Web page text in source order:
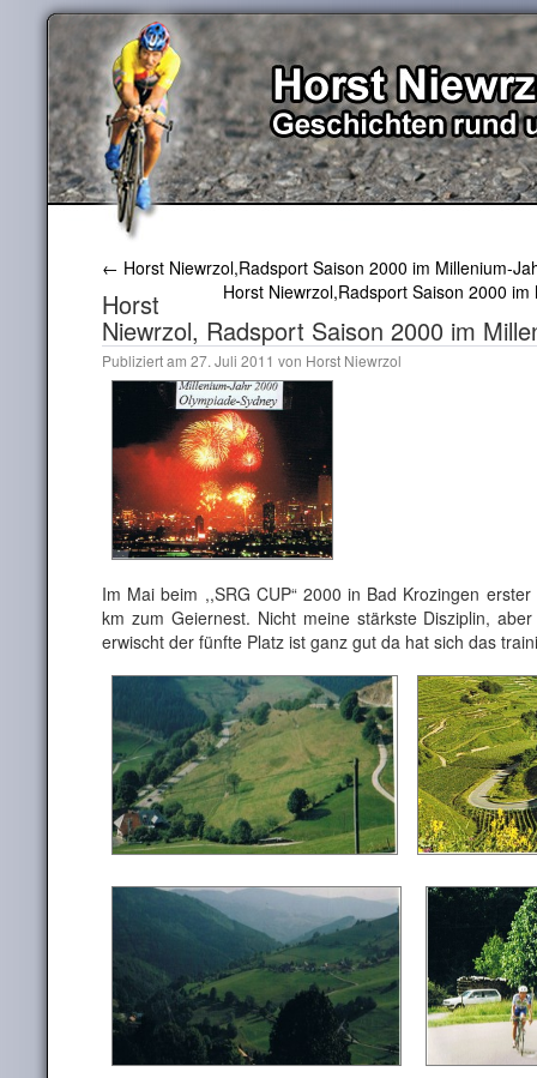
← Horst Niewrzol,Radsport Saison 2000 im Millenium-
Horst Niewrzol,Radsport Saison 2000
Horst
Niewrzol, Radsport Saison 2000 im
Publiziert am 27. Juli 2011 von Horst Niewrzol
Im Mai beim ,,SRG CUP“ 2000 in Bad Krozingen
km zum Geiernest. Nicht meine stärkste Disziplin,
erwischt der fünfte Platz ist ganz gut da hat sich das